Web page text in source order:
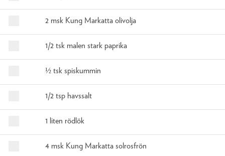
2 msk Kung Markatta olivolja
1/2 tsk malen stark paprika
½ tsk spiskummin
1/2 tsp havssalt
1 liten rödlök
4 msk Kung Markatta solrosfrön